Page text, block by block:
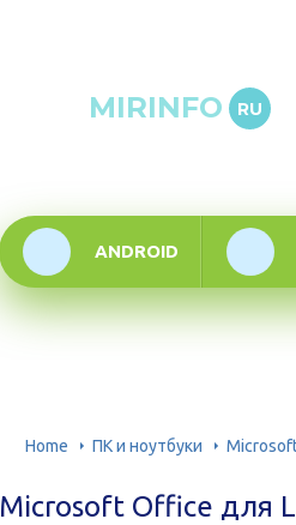
MIRINFO RU
ANDROID
Home ПК и ноутбуки
Microsoft Office для